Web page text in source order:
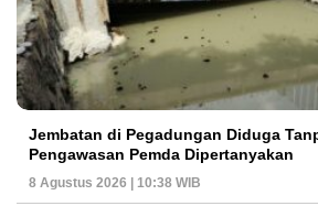
Jembatan di Pegadungan Diduga
Pengawasan Pemda Dipertanyakan
8 Agustus 2026 | 10:38 WIB